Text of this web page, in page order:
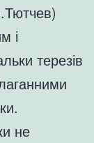
і
терезів
не